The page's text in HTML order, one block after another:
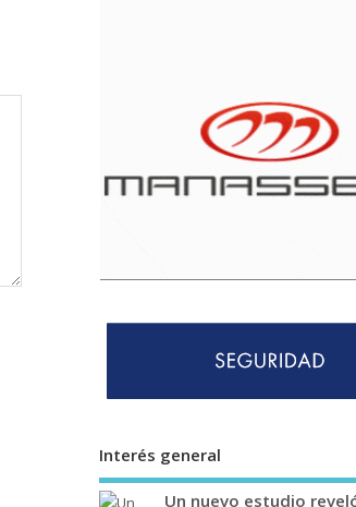
Interés general
Un nuevo estudio